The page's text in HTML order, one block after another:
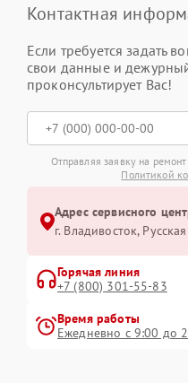
Контактная
Если требуется задать
свои данные и
проконсультирует Вас!
Отправляя заявку на
Политикой
Адрес сервисного
г. Владивосток,
Горячая линия
+7 (800) 301-55-83
Время работы
Ежедневно с 9:00 до